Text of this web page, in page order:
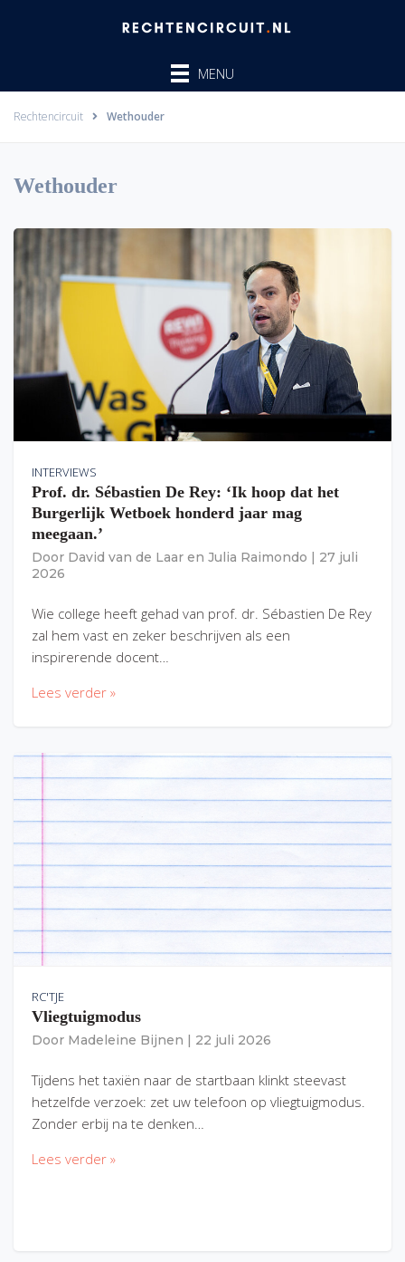
MENU
Rechtencircuit Wethouder
Wethouder
INTERVIEWS
Prof. dr. Sébastien De Rey: ‘Ik hoop dat het
Burgerlijk Wetboek honderd jaar mag
meegaan.’
Door David van de Laar en Julia Raimondo
27 juli
2026
Wie college heeft gehad van prof. dr. Sébastien De Rey
zal hem vast en zeker beschrijven als een
inspirerende docent…
Lees verder »
RC'TJE
Vliegtuigmodus
Door Madeleine Bijnen 22 juli 2026
Tijdens het taxiën naar de startbaan klinkt steevast
hetzelfde verzoek: zet uw telefoon op vliegtuigmodus.
Zonder erbij na te denken…
Lees verder »